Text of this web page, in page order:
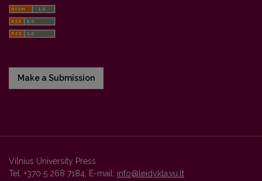
Make a Submission
Vilnius University Press
Tel. +370 5 268 7184, E-mail: info@leidykla.vu.lt